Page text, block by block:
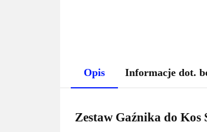
Opis Informacje dot.
Zestaw Gaźnika do Kos